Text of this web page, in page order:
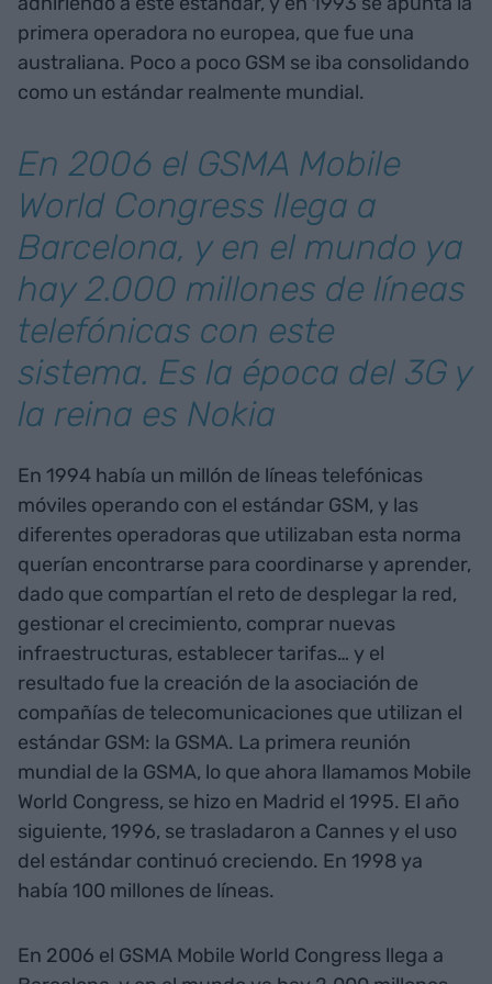
primera operadora no europea, que fue una
australiana. Poco a poco GSM se iba consolidando
como un estándar realmente mundial.
En 2006 el GSMA Mobile
World Congress llega a
Barcelona, y en el mundo ya
hay 2.000 millones de líneas
telefónicas con este
sistema. Es la época del 3G y
la reina es Nokia
En 1994 había un millón de líneas telefónicas
móviles operando con el estándar GSM, y las
diferentes operadoras que utilizaban esta norma
querían encontrarse para coordinarse y aprender,
dado que compartían el reto de desplegar la red,
gestionar el crecimiento, comprar nuevas
infraestructuras, establecer tarifas… y el
resultado fue la creación de la asociación de
compañías de telecomunicaciones que utilizan el
estándar GSM: la GSMA. La primera reunión
mundial de la GSMA, lo que ahora llamamos Mobile
World Congress, se hizo en Madrid el 1995. El año
siguiente, 1996, se trasladaron a Cannes y el uso
del estándar continuó creciendo. En 1998 ya
había 100 millones de líneas.
En 2006 el GSMA Mobile World Congress llega a